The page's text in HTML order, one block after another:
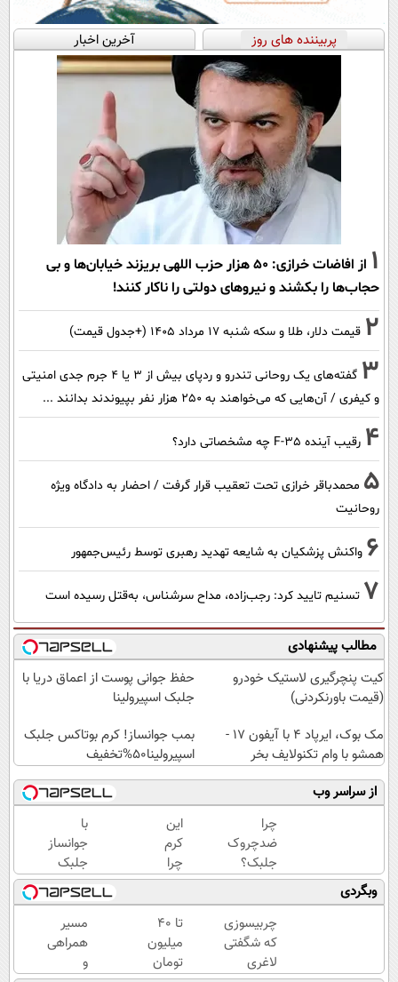
پربیننده های روز آخرین اخبار
1
از افاضات خرازی: ۵۰ هزار حزب اللهی بریزند خیابان‌ها و بی
حجاب‌ها را بکشند و نیرو‌های دولتی را ناکار کنند!
2 قیمت دلار، طلا و سکه شنبه ۱۷ مرداد ۱۴۰۵ (+جدول قیمت)
3
گفته‌های یک روحانی تندرو و ردپای بیش از ۳ یا ۴ جرم جدی امنیتی
و کیفری / آن‌هایی که می‌خواهند به ۲۵۰ هزار نفر بپیوندند بدانند ...
4 رقیب آینده F-35 چه مشخصاتی دارد؟
5 محمدباقر خرازی تحت تعقیب قرار گرفت / احضار به دادگاه ویژه
روحانیت
6 واکنش پزشکیان به شایعه تهدید رهبری توسط رئیس‌جمهور
7 تسنیم تایید کرد: رجب‌زاده، مداح سرشناس، به‌قتل رسیده است
مطالب پیشنهادی
کیت پنچرگیری لاستیک خودرو
(قیمت باورنکردنی)
حفظ جوانی پوست از اعماق دریا با
جلبک اسپیرولینا
مک بوک، ایرپاد 4 با آیفون 17 -
همشو با وام تکنولایف بخر
بمب جوانساز! کرم بوتاکس جلبک
اسپیرولینا50%تخفیف
از سراسر وب
چرا
ضدچروک
جلبک؟
چون
بدون
بوتاکس
جوون
میشی💉
این
کرم
چرا
اینقدر
سر
زبون‌ها
افتاده؟
با
جوانساز
جلبک
عید
امسال
۱۰سال
جوون
تری
وبگردی
چربیسوزی
که شگفتی
لاغری
تا 40
میلیون
تومان
مسیر
همراهی
و